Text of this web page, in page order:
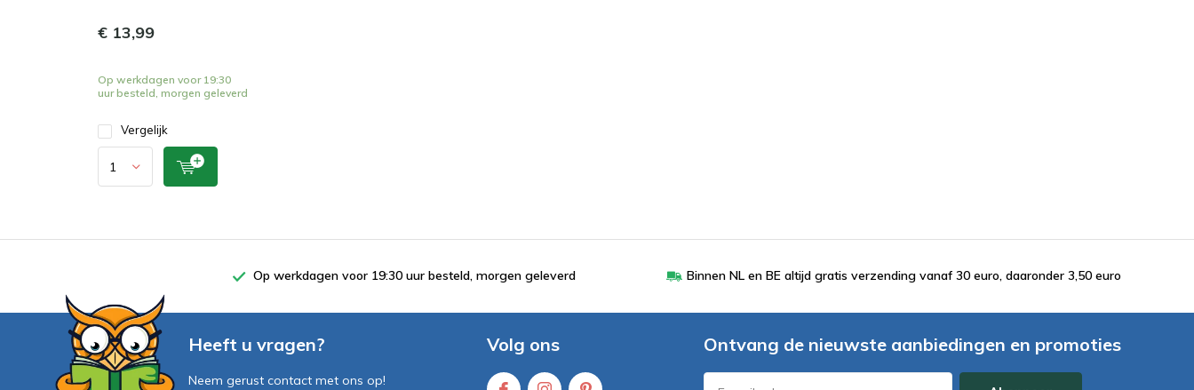
€ 13,99
Op werkdagen voor 19:30
uur besteld, morgen geleverd
Vergelijk
Op werkdagen voor 19:30 uur besteld, morgen geleverd Binnen NL en BE altijd gratis verzending vanaf 30 euro, daaronder 3,50 euro
Heeft u vragen?
Neem gerust contact met ons op!
Volg ons Ontvang de nieuwste aanbiedingen en promoties